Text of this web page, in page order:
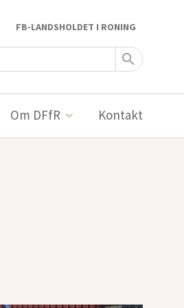
FB-LANDSHOLDET I RONING
Om DFfR Kontakt